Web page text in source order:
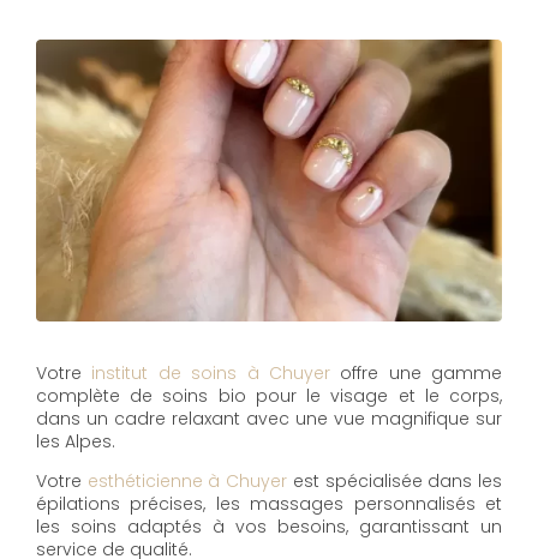
Votre institut de soins à Chuyeroffre une gamme
complète de soins bio pour le visage et le corps,
dans un cadre relaxant avec une vue magnifique sur
les Alpes.
Votre esthéticienne à Chuyer est spécialisée dans les
épilations précises, les massages personnalisés et
les soins adaptés à vos besoins, garantissant un
service de qualité.